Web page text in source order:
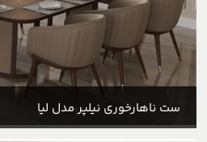
ست ناهارخوری نیلپر مدل لیا